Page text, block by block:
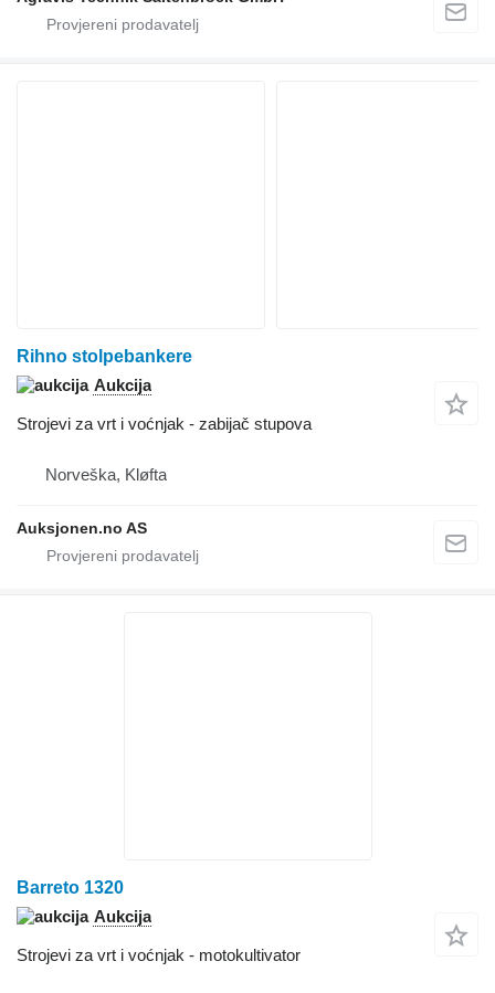
Rihno stolpebankere
Aukcija
Strojevi za vrt i voćnjak - zabijač stupova
Norveška, Kløfta
Auksjonen.no AS
Barreto 1320
Aukcija
Strojevi za vrt i voćnjak - motokultivator